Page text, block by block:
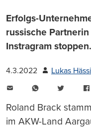
Erfolgs-
russische
Instragram
4.3.2022 Lukas
WhatsAppTwitter
Roland Brack
im AKW-Land